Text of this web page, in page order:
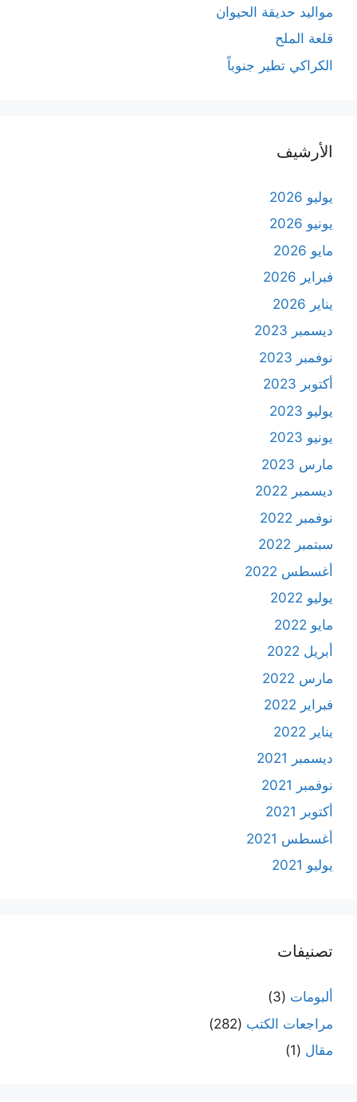
مواليد حديقة الحيوان
قلعة الملح
الكراكي تطير جنوباً
الأرشيف
يوليو 2026
يونيو 2026
مايو 2026
فبراير 2026
يناير 2026
ديسمبر 2023
نوفمبر 2023
أكتوبر 2023
يوليو 2023
يونيو 2023
مارس 2023
ديسمبر 2022
نوفمبر 2022
سبتمبر 2022
أغسطس 2022
يوليو 2022
مايو 2022
أبريل 2022
مارس 2022
فبراير 2022
يناير 2022
ديسمبر 2021
نوفمبر 2021
أكتوبر 2021
أغسطس 2021
يوليو 2021
تصنيفات
ألبومات (3)
مراجعات الكتب (282)
مقال (1)